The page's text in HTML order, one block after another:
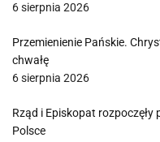
6 sierpnia 2026
Przemienienie Pańskie.
chwałę
6 sierpnia 2026
Rząd i Episkopat
Polsce